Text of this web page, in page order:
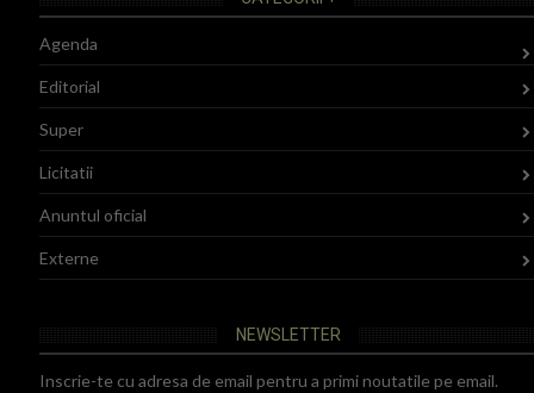
Agenda
Editorial
Super
Licitatii
Anuntul oficial
Externe
NEWSLETTER
Inscrie-te cu adresa de email pentru a primi noutatile pe email.